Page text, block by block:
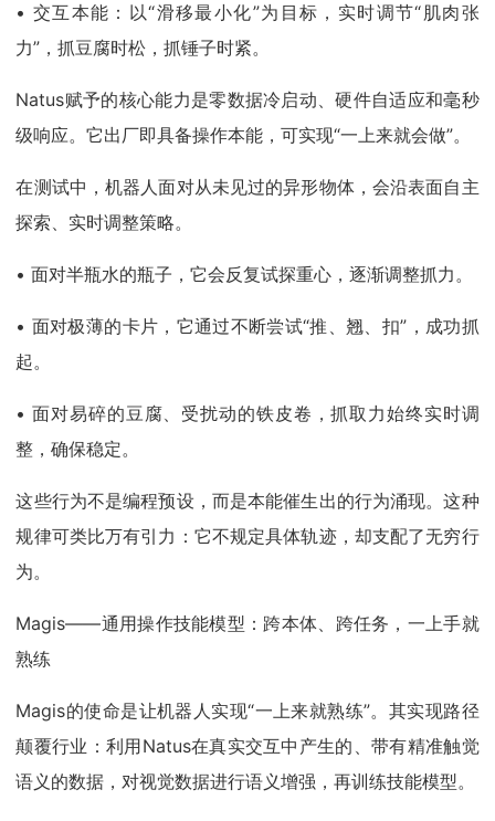
• 交互本能：以“滑移最小化”为目标，实时调节“肌肉张
力”，抓豆腐时松，抓锤子时紧。
Natus赋予的核心能力是零数据冷启动、硬件自适应和毫秒
级响应。它出厂即具备操作本能，可实现“一上来就会做”。
在测试中，机器人面对从未见过的异形物体，会沿表面自主
探索、实时调整策略。
• 面对半瓶水的瓶子，它会反复试探重心，逐渐调整抓力。
• 面对极薄的卡片，它通过不断尝试“推、翘、扣”，成功抓
起。
• 面对易碎的豆腐、受扰动的铁皮卷，抓取力始终实时调
整，确保稳定。
这些行为不是编程预设，而是本能催生出的行为涌现。这种
规律可类比万有引力：它不规定具体轨迹，却支配了无穷行
为。
Magis——通用操作技能模型：跨本体、跨任务，一上手就
熟练
Magis的使命是让机器人实现“一上来就熟练”。其实现路径
颠覆行业：利用Natus在真实交互中产生的、带有精准触觉
语义的数据，对视觉数据进行语义增强，再训练技能模型。